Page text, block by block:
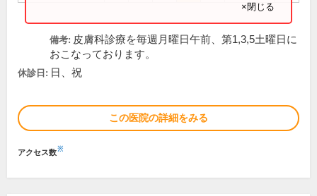
×閉じる
備考: 皮膚科診療を毎週月曜日午前、第1,3,5土曜日に
おこなっております。
休診日: 日、祝
この医院の詳細をみる
アクセス数※